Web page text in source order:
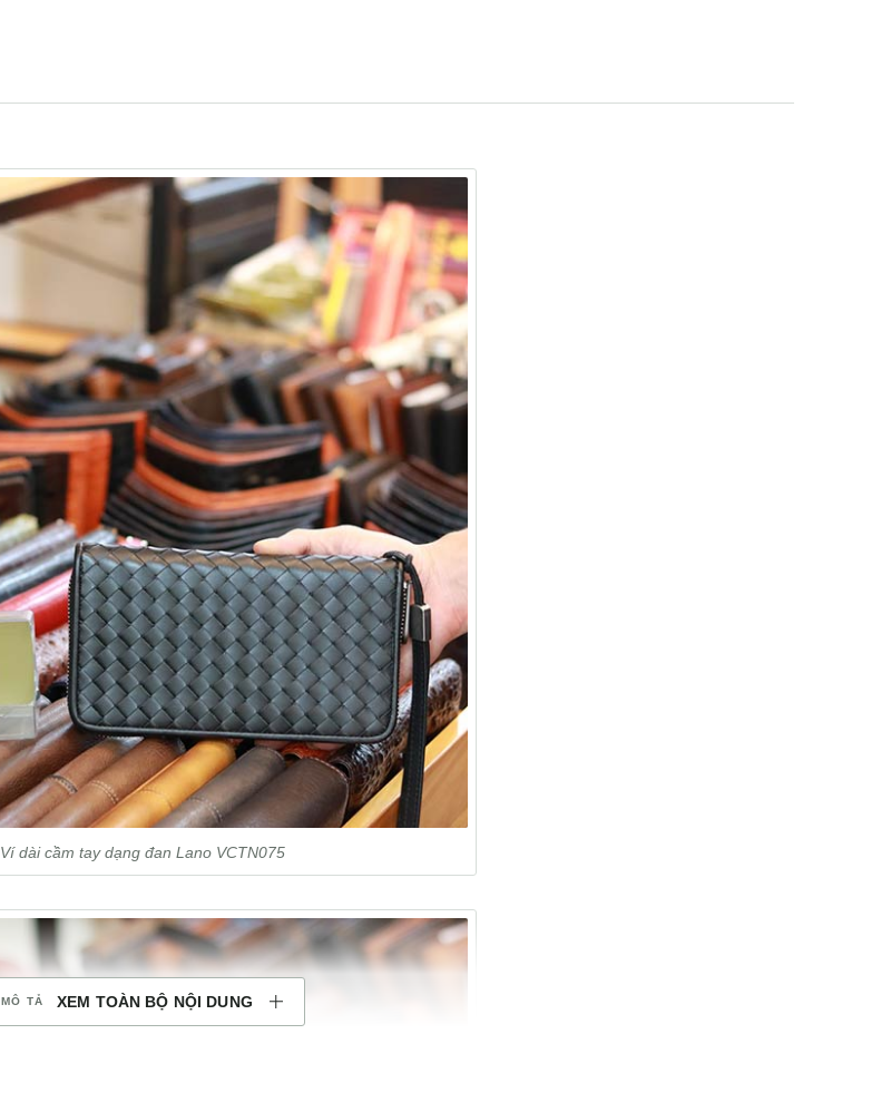
Ví dài cầm tay dạng đan Lano VCTN075
XEM TOÀN BỘ NỘI DUNG